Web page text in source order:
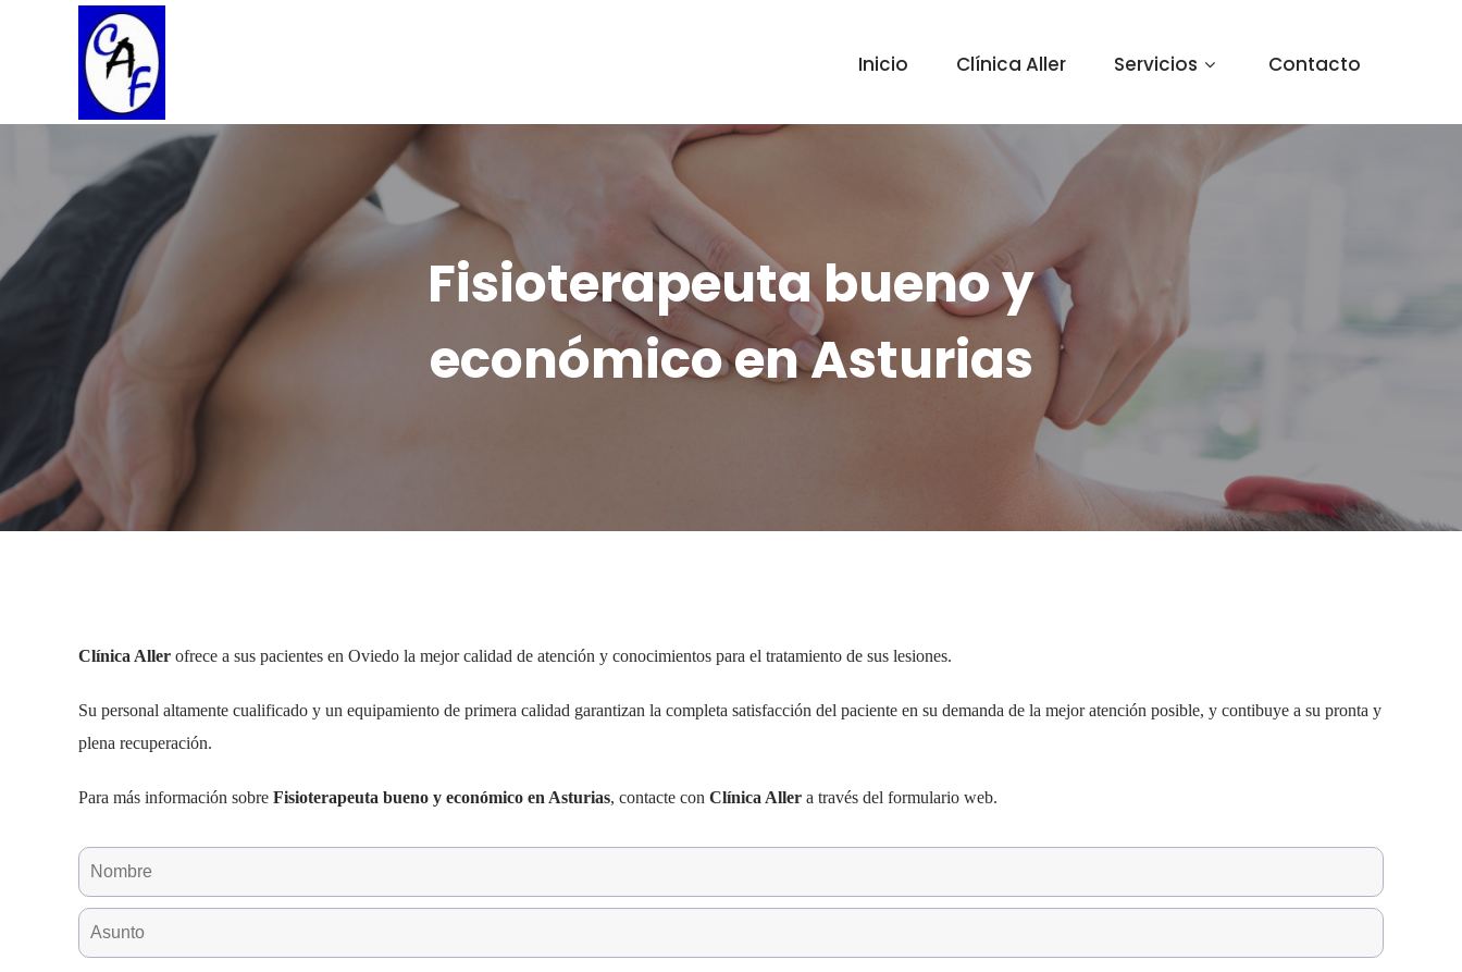
Inicio Clínica Aller Servicios Contacto
Fisioterapeuta bueno y
económico en Asturias
Clínica Aller ofrece a sus pacientes en Oviedo la mejor calidad de atención y conocimientos para el tratamiento de sus lesiones.
Su personal altamente cualificado y un equipamiento de primera calidad garantizan la completa satisfacción del paciente en su demanda de la mejor atención posible, y contibuye a su pronta y
plena recuperación.
Para más información sobre Fisioterapeuta bueno y económico en Asturias, contacte con Clínica Aller a través del formulario web.